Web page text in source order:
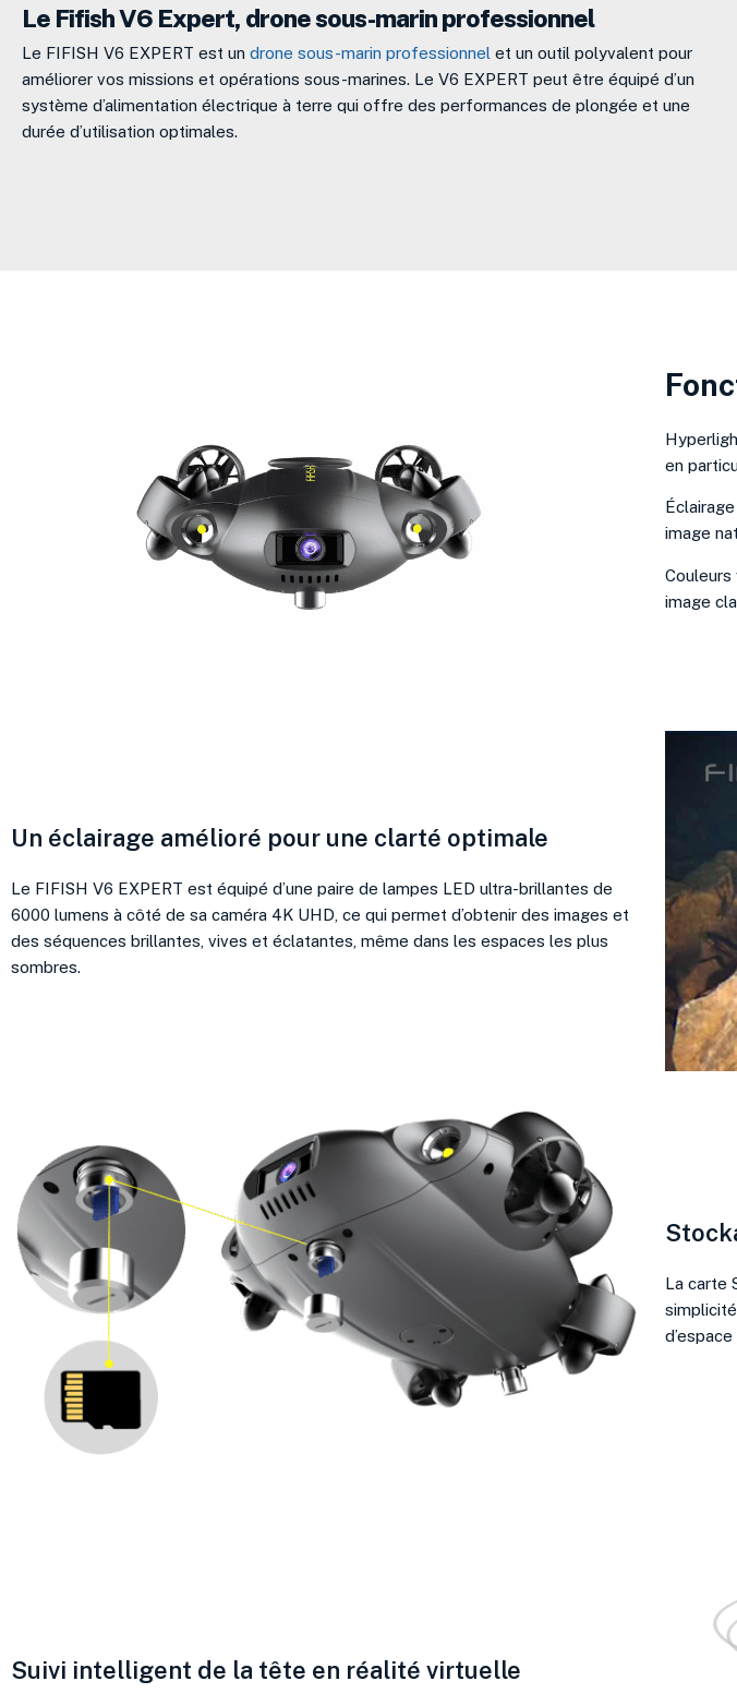
Le Fifish V6 Expert, drone sous-marin professionnel
Le FIFISH V6 EXPERT est un drone sous-marin professionnel et un outil polyvalent pour
améliorer vos missions et opérations sous-marines. Le V6 EXPERT peut être équipé d’un
système d’alimentation électrique à terre qui offre des performances de plongée et une
durée d’utilisation optimales.
en
image
Couleurs
image
Un éclairage amélioré pour une clarté optimale
Le FIFISH V6 EXPERT est équipé d’une paire de lampes LED ultra-brillantes de
6000 lumens à côté de sa caméra 4K UHD, ce qui permet d’obtenir des images et
des séquences brillantes, vives et éclatantes, même dans les espaces les plus
sombres.
La carte
Suivi intelligent de la tête en réalité virtuelle